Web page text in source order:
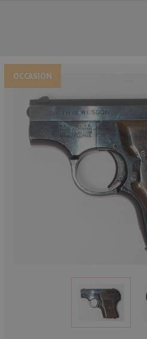
OCCASION
NOS PRINCIPALES MARQUES